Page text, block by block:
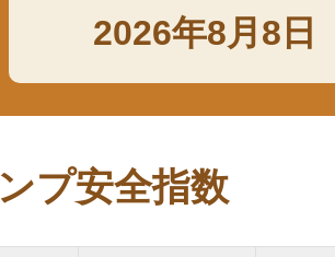
2026年8月8日
プ安全指数